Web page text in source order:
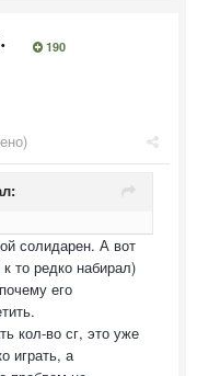
190
солидарен. А вот
то редко набирал)
его
кол-во сг, это уже
играть, а